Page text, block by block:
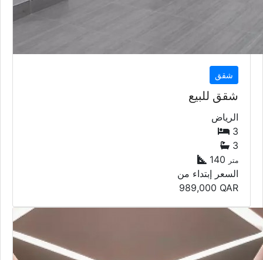
شقق
شقق للبيع
الرياض
3
3
140
متر
السعر إبتداء من
989,000 QAR